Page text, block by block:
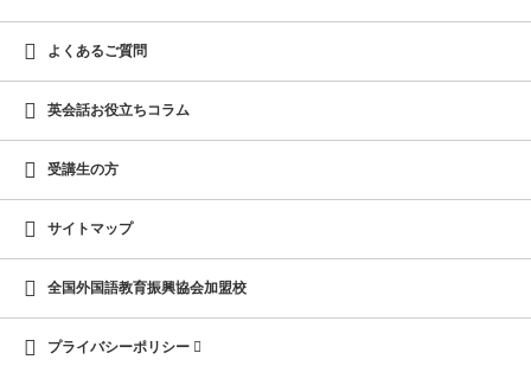
よくあるご質問
英会話お役立ちコラム
受講生の方
サイトマップ
全国外国語教育振興協会加盟校
プライバシーポリシー